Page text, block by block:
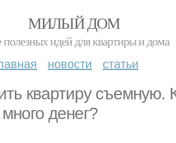
МИЛЫЙ ДОМ
идей для квартиры и дома
новости статьи
квартиру съемную.
денег?